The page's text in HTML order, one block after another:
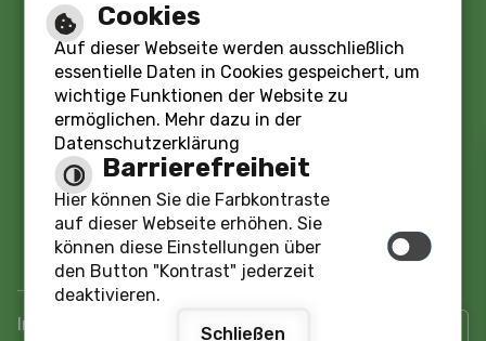
Leichte Sprache
Gebärdensprache
Barrierefreie Ansicht
Impressum Barrierefreiheit| Inhaltsverzeichnis
Cookies
Auf dieser Webseite werden ausschließlich
essentielle Daten in Cookies gespeichert, um
wichtige Funktionen der Website zu
ermöglichen. Mehr dazu in der
Datenschutzerklärung
Barrierefreiheit
Hier können Sie die Farbkontraste
auf dieser Webseite erhöhen. Sie
können diese Einstellungen über
den Button "Kontrast" jederzeit
deaktivieren.
Schließen